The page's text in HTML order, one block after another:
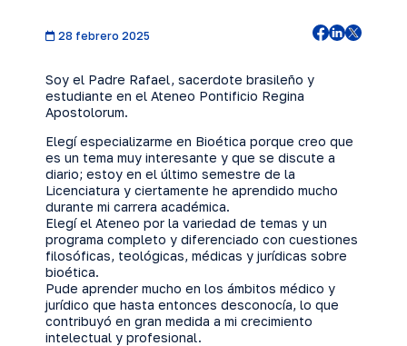
28 febrero 2025
Soy el Padre Rafael, sacerdote brasileño y
estudiante en el Ateneo Pontificio Regina
Apostolorum.
Elegí especializarme en Bioética porque creo que
es un tema muy interesante y que se discute a
diario; estoy en el último semestre de la
Licenciatura y ciertamente he aprendido mucho
durante mi carrera académica.
Elegí el Ateneo por la variedad de temas y un
programa completo y diferenciado con cuestiones
filosóficas, teológicas, médicas y jurídicas sobre
bioética.
Pude aprender mucho en los ámbitos médico y
jurídico que hasta entonces desconocía, lo que
contribuyó en gran medida a mi crecimiento
intelectual y profesional.